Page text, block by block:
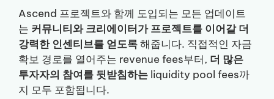
Ascend 프로젝트와 함께 도입되는 모든 업데이트
는 커뮤니티와 크리에이터가 프로젝트를 이어갈 더
강력한 인센티브를 얻도록해줍니다. 직접적인 자금
확보 경로를 열어주는 revenue fees부터, 더 많은
투자자의 참여를 뒷받침하는 liquidity pool fees까
지 모두 포함됩니다.